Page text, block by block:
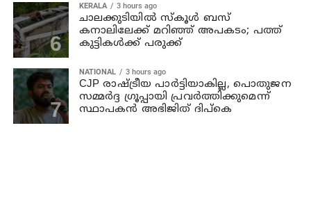
KERALA 3 hours ago
ചാലക്കുടിയില്‍ സ്‌കൂള്‍ ബസ്
കനാലിലേക്ക് മറിഞ്ഞ് അപകടം; പത്ത്
കുട്ടികള്‍ക്ക് പരുക്ക്
NATIONAL 3 hours ago
CJP രാഷ്ട്രീയ പാര്‍ട്ടിയാകില്ല, പൊതുജന
സമ്മർദ്ദ ഗ്രൂപ്പായി പ്രവർത്തിക്കുമെന്ന്
സ്ഥാപകൻ അഭിജിത് ദിപ്കെ